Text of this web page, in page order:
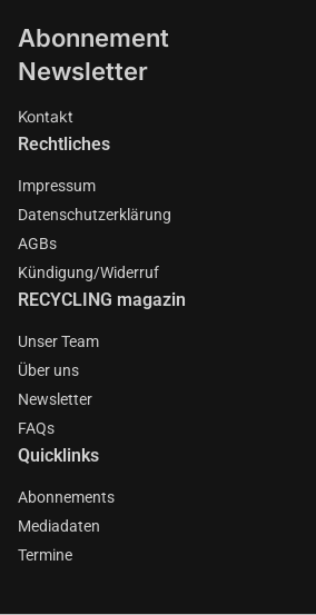
Abonnement
Newsletter
Kontakt
Rechtliches
Impressum
Datenschutzerklärung
AGBs
Kündigung/Widerruf
RECYCLING magazin
Unser Team
Über uns
Newsletter
FAQs
Quicklinks
Abonnements
Mediadaten
Termine